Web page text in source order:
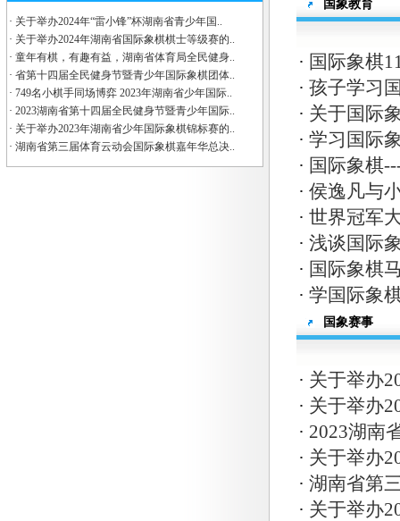
· 关于举办2024年“雷小锋”杯湖南省青少年国..
· 关于举办2024年湖南省国际象棋棋士等级赛的..
· 童年有棋，有趣有益，湖南省体育局全民健身..
· 省第十四届全民健身节暨青少年国际象棋团体..
· 749名小棋手同场博弈 2023年湖南省少年国际..
· 2023湖南省第十四届全民健身节暨青少年国际..
· 关于举办2023年湖南省少年国际象棋锦标赛的..
· 湖南省第三届体育云动会国际象棋嘉年华总决..
国象教育
· 国际象棋
· 孩子学习
· 关于国际
· 学习国际
· 国际象棋
· 侯逸凡与
· 世界冠军
· 浅谈国际
· 国际象棋
· 学国际象
国象赛事
· 关于举办
· 关于举办
· 2023湖南
· 关于举办
· 湖南省第
· 关于举办